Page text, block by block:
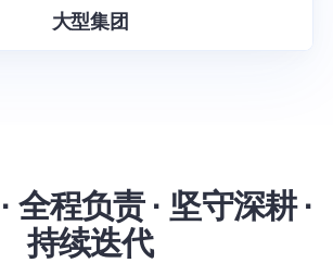
大型集团
全程负责 · 坚守深耕 ·
持续迭代